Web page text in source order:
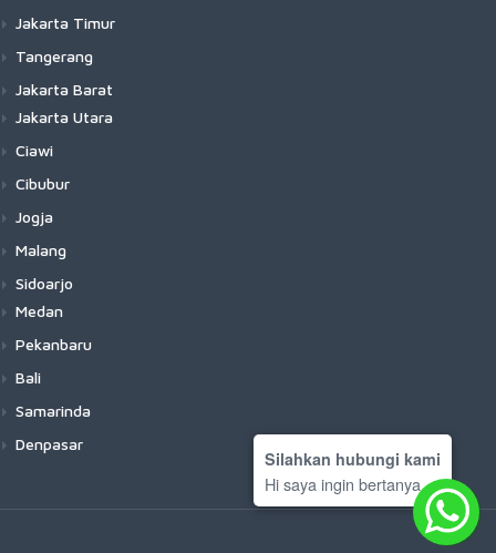
Jakarta Timur
Tangerang
Jakarta Barat
Jakarta Utara
Ciawi
Cibubur
Jogja
Malang
Sidoarjo
Medan
Pekanbaru
Bali
Samarinda
Denpasar
Silahkan hubungi kami
Hi saya ingin bertanya